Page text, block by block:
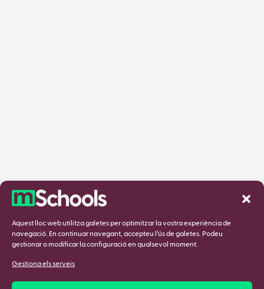
Aquest lloc web utilitza galetes per optimitzar la vostra experiència de
navegació. En continuar navegant, accepteu l’ús de galetes. Podeu
gestionar o modificar la configuració en qualsevol moment.
Gestiona els serveis